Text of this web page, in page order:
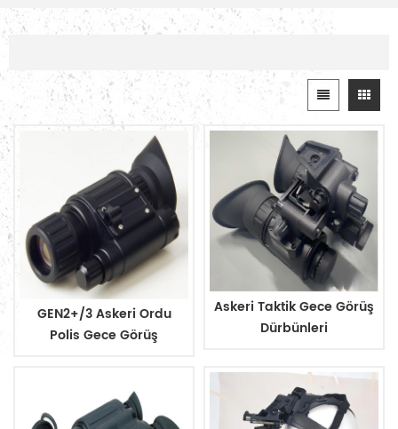
GEN2+/3 Askeri Ordu
Polis Gece Görüş
Askeri Taktik Gece Görüş
Dürbünleri